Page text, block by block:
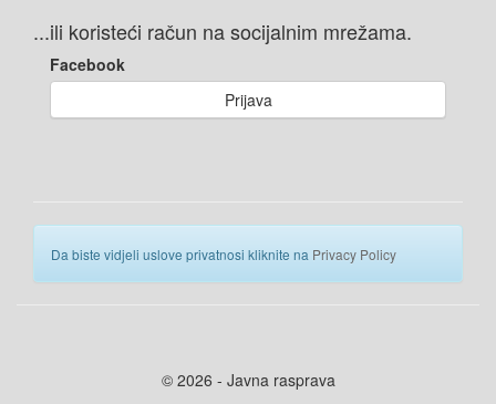
...ili koristeći račun na socijalnim mrežama.
Facebook
Prijava
Da biste vidjeli uslove privatnosi kliknite na Privacy Policy
© 2026 - Javna rasprava